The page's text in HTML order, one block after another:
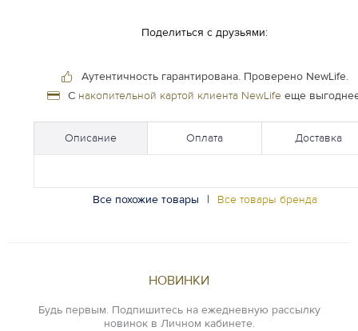
Поделиться с друзьями:
Аутентичность гарантирована. Проверено NewLife.
С накопительной картой клиента NewLifeеще
Описание Оплата Доставка
Все похожие товары | Все товары бренда
НОВИНКИ
Будь первым. Подпишитесь на ежедневную рассылку
новинок в Личном кабинете.